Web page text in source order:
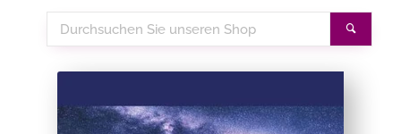
Durchsuchen
Sie